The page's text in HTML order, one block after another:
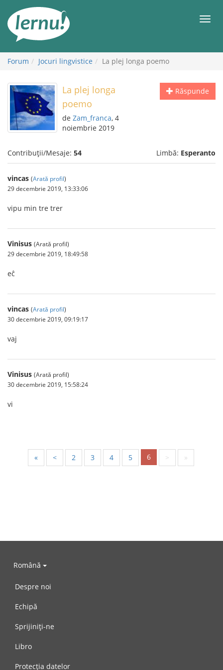
conținut
Forum Jocuri lingvistice La plej longa poemo
Răspunde
La plej longa
poemo
de Zam_franca, 4
noiembrie 2019
Contribuții/Mesaje: 54 Limbă: Esperanto
vincas (Arată profil)
29 decembrie 2019, 13:33:06
vipu min tre trer
Vinisus (Arată profil)
29 decembrie 2019, 18:49:58
eĉ
vincas (Arată profil)
30 decembrie 2019, 09:19:17
vaj
Vinisus (Arată profil)
30 decembrie 2019, 15:58:24
vi
« < 2 3 4 5 6 > »
Română
Despre noi
Echipă
Sprijiniți-ne
Libro
Protecția datelor